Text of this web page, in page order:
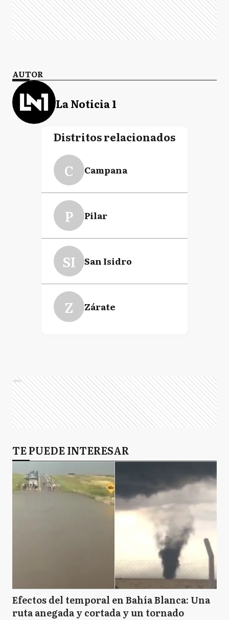
AUTOR
La Noticia 1
Distritos relacionados
C Campana
P Pilar
SI San Isidro
Z Zárate
Ads
TE PUEDE INTERESAR
Efectos del temporal en Bahía Blanca: Una
ruta anegada y cortada y un tornado